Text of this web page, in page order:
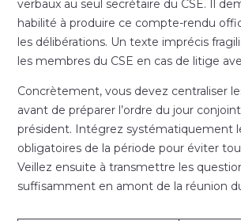
verbaux au seul secrétaire du CSE. Il
habilité à produire ce compte-rendu
les délibérations. Un texte imprécis
les membres du CSE en cas de litige
Concrètement, vous devez centraliser
avant de préparer l’ordre du jour
président. Intégrez systématiquement
obligatoires de la période pour éviter
Veillez ensuite à transmettre les
suffisamment en amont de la réunion